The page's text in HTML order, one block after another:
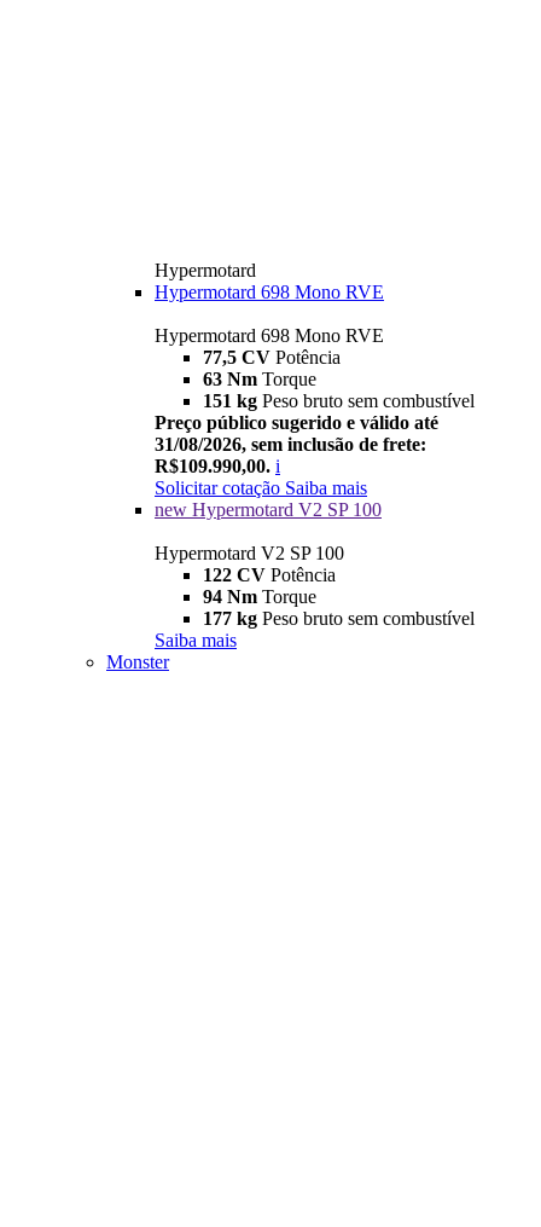
Hypermotard
Hypermotard 698 Mono RVE
Hypermotard 698 Mono RVE
77,5 CV Potência
63 Nm Torque
151 kg Peso bruto sem combustível
Preço público sugerido e válido até
31/08/2026, sem inclusão de frete:
R$109.990,00. i
Solicitar cotação Saiba mais
new Hypermotard V2 SP 100
Hypermotard V2 SP 100
122 CV Potência
94 Nm Torque
177 kg Peso bruto sem combustível
Saiba mais
Monster